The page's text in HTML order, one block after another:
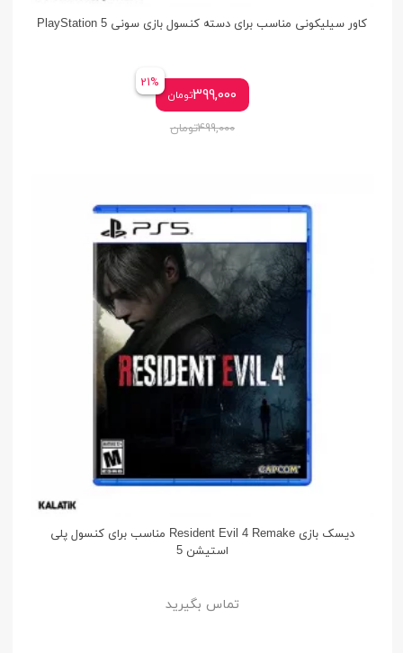
کاور سیلیکونی مناسب برای دسته کنسول بازی سونی PlayStation 5
399,000تومان
21%
499,000تومان
دیسک بازی Resident Evil 4 Remake مناسب برای کنسول پلی
استیشن 5
تماس بگیرید